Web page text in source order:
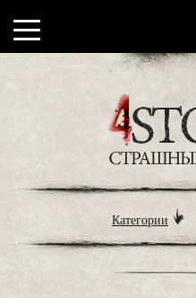
Категории